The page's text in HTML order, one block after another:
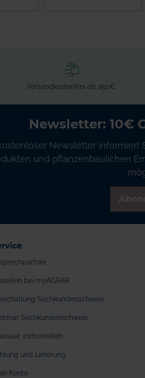
Versandkostenfrei ab 250€
Newsletter: 10€
Newsletter informiert
und pflanzenbaulichen
bei myAGRAR
Sachkundenachweis
Sachkundenachweis
vorbestellen
und Lieferung
Konto